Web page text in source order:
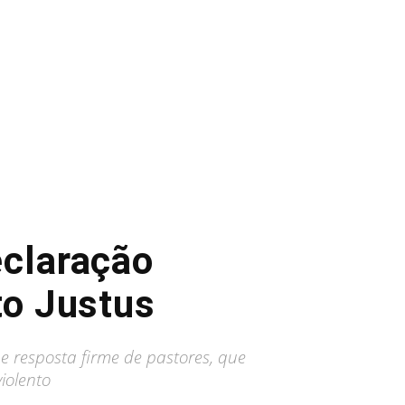
Justus
resposta firme de pastores, que